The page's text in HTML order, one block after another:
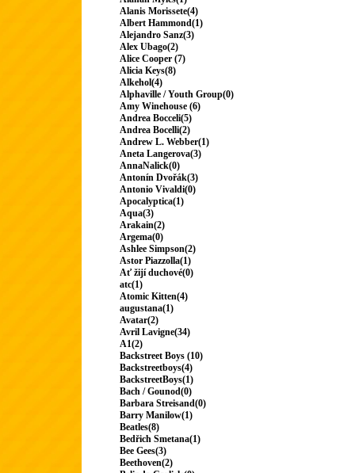
Alanis Morissete(4)
Albert Hammond(1)
Alejandro Sanz(3)
Alex Ubago(2)
Alice Cooper (7)
Alicia Keys(8)
Alkehol(4)
Alphaville / Youth Group(0)
Amy Winehouse (6)
Andrea Bocceli(5)
Andrea Bocelli(2)
Andrew L. Webber(1)
Aneta Langerova(3)
AnnaNalick(0)
Antonín Dvořák(3)
Antonio Vivaldi(0)
Apocalyptica(1)
Aqua(3)
Arakain(2)
Argema(0)
Ashlee Simpson(2)
Astor Piazzolla(1)
Ať žijí duchové(0)
atc(1)
Atomic Kitten(4)
augustana(1)
Avatar(2)
Avril Lavigne(34)
A1(2)
Backstreet Boys (10)
Backstreetboys(4)
BackstreetBoys(1)
Bach / Gounod(0)
Barbara Streisand(0)
Barry Manilow(1)
Beatles(8)
Bedřich Smetana(1)
Bee Gees(3)
Beethoven(2)